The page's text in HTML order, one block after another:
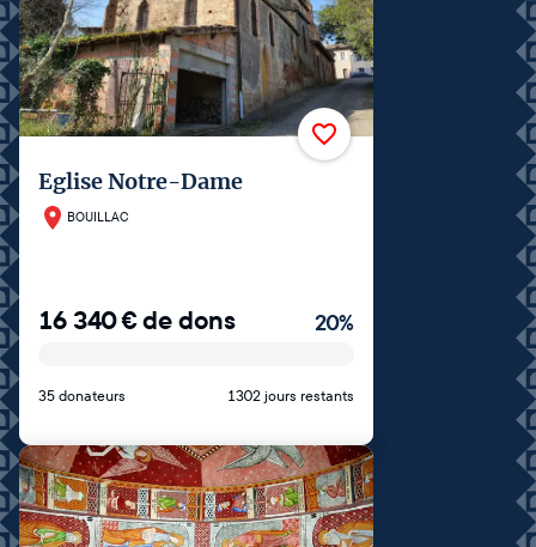
Eglise Notre-Dame
BOUILLAC
16 340€de dons 20%
35 donateurs 1302 jours restants